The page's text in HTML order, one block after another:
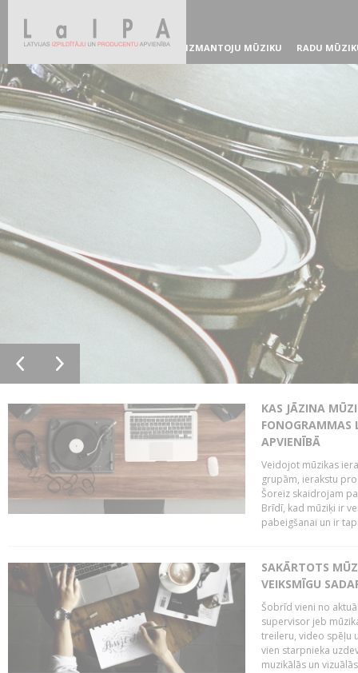
IZMANTOJU MŪZIKU RADU
KAS JĀZINA
FONOGRAMMAS
APVIENĪBĀ
Veidojot mūzikas
grupām, ierakstu
Šoreiz skaidrojam
Brīdī, kad mūziķi ir
pabeigšanai un ir
SAKĀRTOTS
VEIKSMĪGU
Šobrīd vieni no
supervisor jeb
treileru, video spēļu
vien starpnieka
muzikālās un